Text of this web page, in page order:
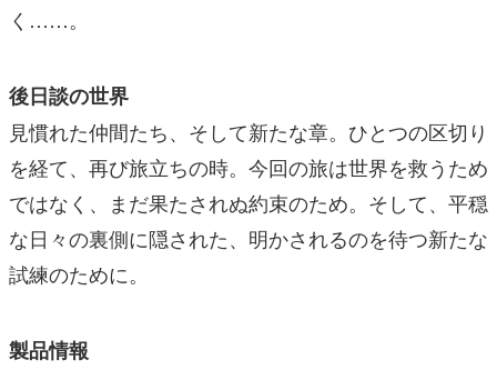
く……。
後日談の世界
見慣れた仲間たち、そして新たな章。ひとつの区切り
を経て、再び旅立ちの時。今回の旅は世界を救うため
ではなく、まだ果たされぬ約束のため。そして、平穏
な日々の裏側に隠された、明かされるのを待つ新たな
試練のために。
製品情報